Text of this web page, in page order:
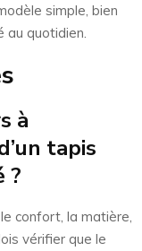
simple, bien
au quotidien.
à
tapis
?
confort, la matière,
vérifier que le